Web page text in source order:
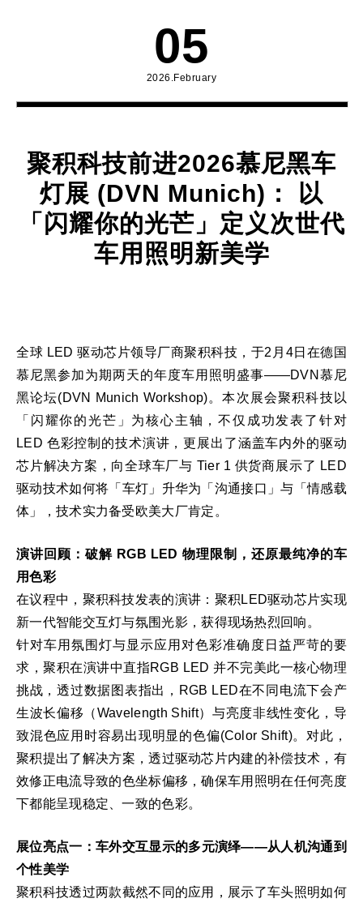
05
2026.February
聚积科技前进2026慕尼黑车
灯展 (DVN Munich)： 以
「闪耀你的光芒」定义次世代
车用照明新美学
全球 LED 驱动芯片领导厂商聚积科技，于2月4日在德国
慕尼黑参加为期两天的年度车用照明盛事——DVN慕尼
黑论坛(DVN Munich Workshop)。本次展会聚积科技以
「闪耀你的光芒」为核心主轴，不仅成功发表了针对
LED 色彩控制的技术演讲，更展出了涵盖车内外的驱动
芯片解决方案，向全球车厂与 Tier 1 供货商展示了 LED
驱动技术如何将「车灯」升华为「沟通接口」与「情感载
体」，技术实力备受欧美大厂肯定。
演讲回顾：破解 RGB LED 物理限制，还原最纯净的车
用色彩
在议程中，聚积科技发表的演讲：聚积LED驱动芯片实现
新一代智能交互灯与氛围光影，获得现场热烈回响。
针对车用氛围灯与显示应用对色彩准确度日益严苛的要
求，聚积在演讲中直指RGB LED 并不完美此一核心物理
挑战，透过数据图表指出，RGB LED在不同电流下会产
生波长偏移（Wavelength Shift）与亮度非线性变化，导
致混色应用时容易出现明显的色偏(Color Shift)。对此，
聚积提出了解决方案，透过驱动芯片内建的补偿技术，有
效修正电流导致的色坐标偏移，确保车用照明在任何亮度
下都能呈现稳定、一致的色彩。
展位亮点一：车外交互显示的多元演绎——从人机沟通到
个性美学
聚积科技透过两款截然不同的应用，展示了车头照明如何